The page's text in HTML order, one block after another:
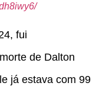
fui
de Dalton
já estava com 99